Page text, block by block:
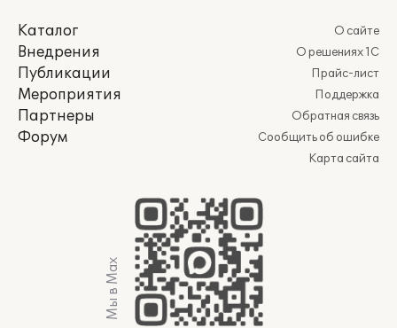
Каталог
Внедрения
Публикации
Мероприятия
Партнеры
Форум
О сайте
О решениях 1С
Прайс-лист
Поддержка
Обратная связь
Сообщить об ошибке
Карта сайта
Мы в Max